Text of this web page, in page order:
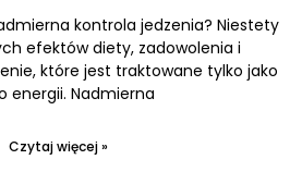
kontrola jedzenia? Niestety
efektów diety, zadowolenia i
które jest traktowane tylko jako
energii. Nadmierna
Czytaj więcej »